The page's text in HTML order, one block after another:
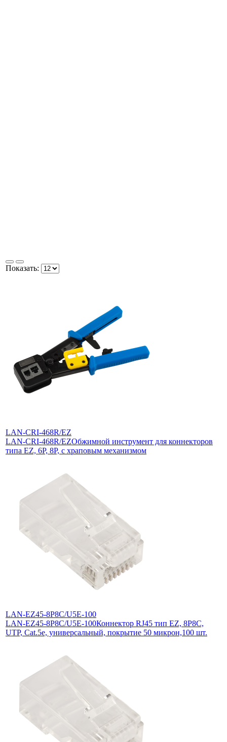
Показать:
LAN-CRI-468R/EZ
LAN-CRI-468R/EZОбжимной инструмент для коннекторов
типа EZ, 6P, 8P, с храповым механизмом
LAN-EZ45-8P8C/U5E-100
LAN-EZ45-8P8C/U5E-100Коннектор RJ45 тип EZ, 8P8C,
UTP, Cat.5e, универсальный, покрытие 50 микрон,100 шт.